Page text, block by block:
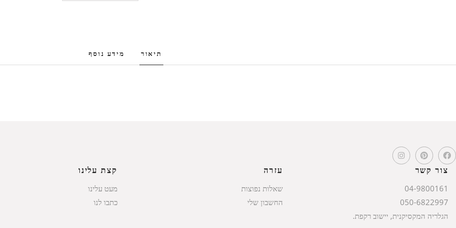
תיאור מידע נוסף
צור קשר
04-9800161
050-6822997
הגלריה המקסיקנית, יישוב רקפת.
עזרה
שאלות נפוצות
החשבון שלי
קצת עלינו
מעט עלינו
כתבו לנו